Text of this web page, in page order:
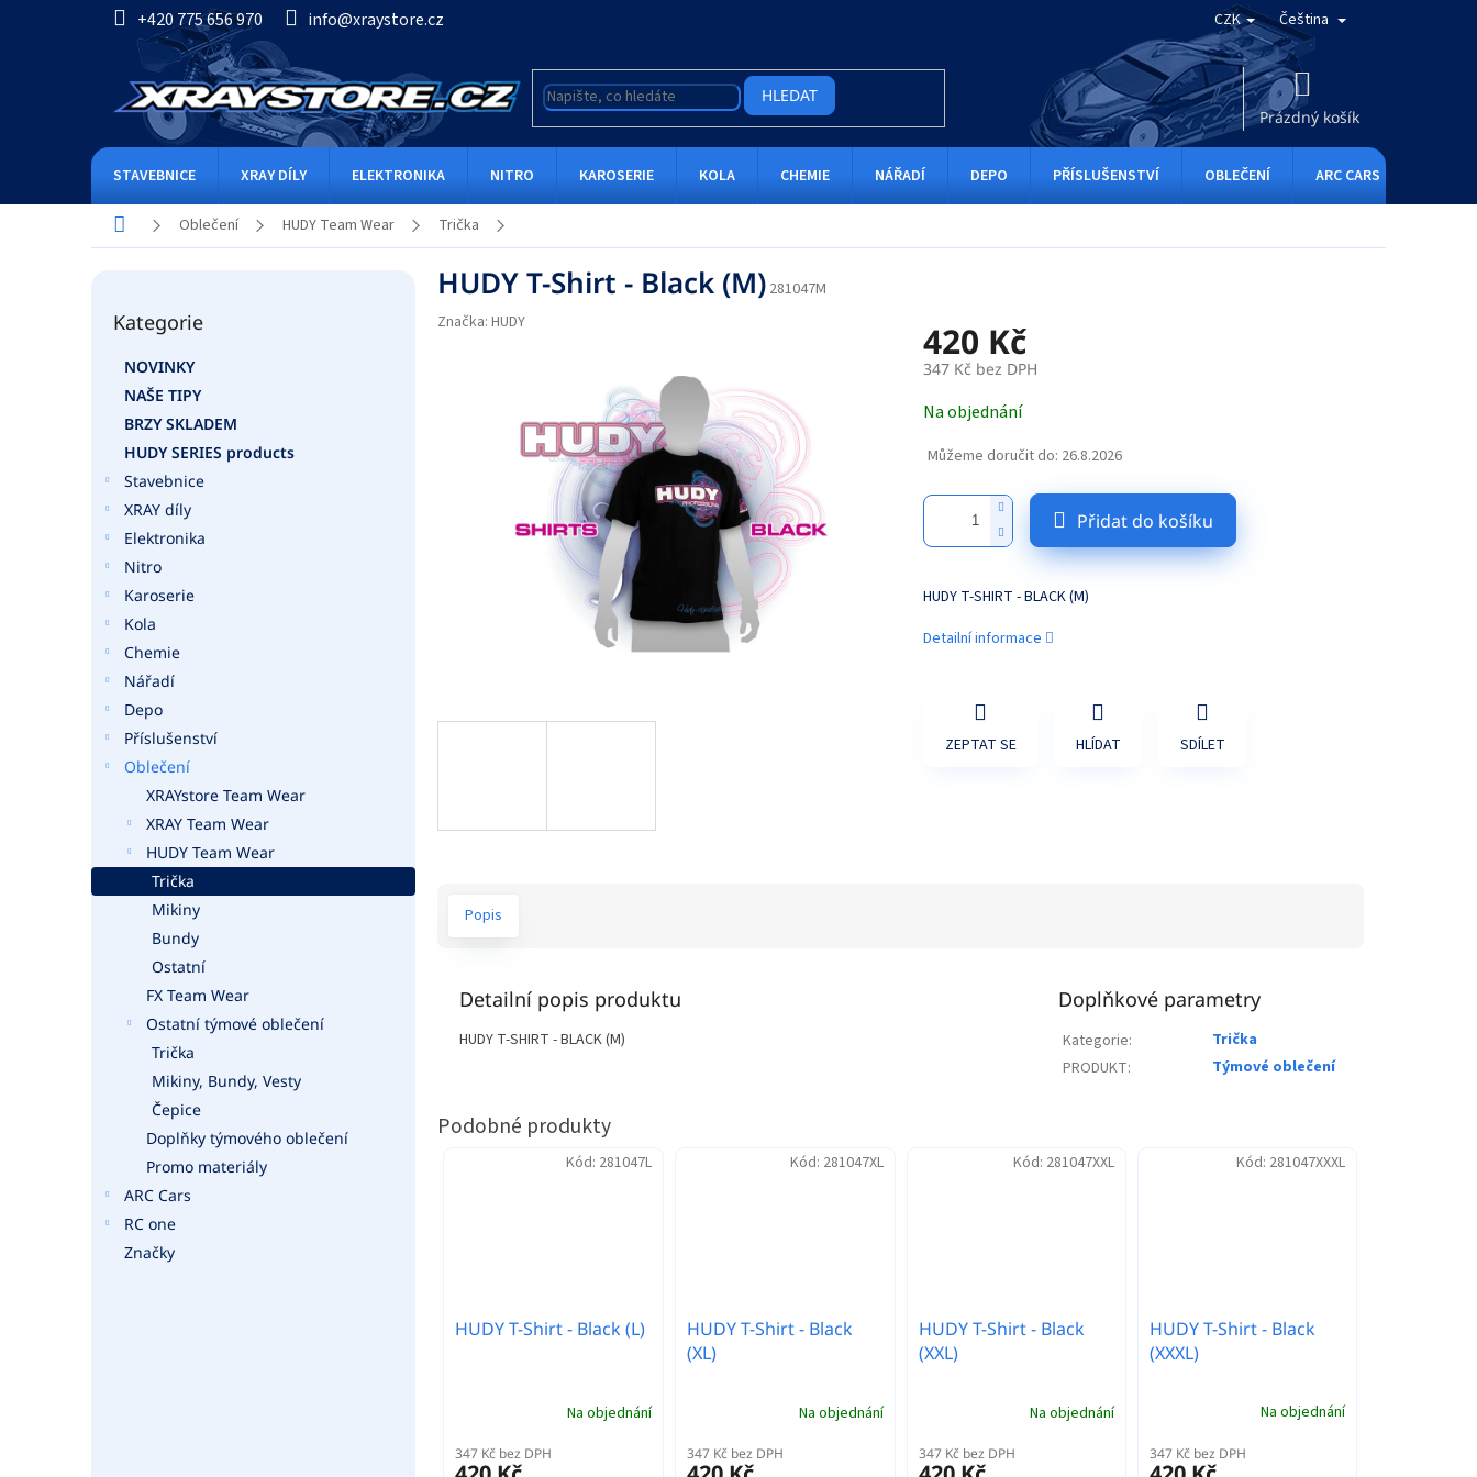
+420 775 656 970 info@xraystore.cz CZK Čeština
HLEDAT
KOŠÍK
Prázdný košík
STAVEBNICE XRAY DÍLY ELEKTRONIKA NITRO KAROSERIE KOLA CHEMIE NÁŘADÍ DEPO PŘÍSLUŠENSTVÍ OBLEČENÍ ARC CARS
Domů Oblečení HUDY Team Wear Trička
kategorie
Kategorie
NOVINKY
NAŠE TIPY
BRZY SKLADEM
HUDY SERIES products
Stavebnice
XRAY díly
Elektronika
Nitro
Karoserie
Kola
Chemie
Nářadí
Depo
Příslušenství
Oblečení
XRAYstore Team Wear
XRAY Team Wear
HUDY Team Wear
Trička
Mikiny
Bundy
Ostatní
FX Team Wear
Ostatní týmové oblečení
Trička
Mikiny, Bundy, Vesty
Čepice
Doplňky týmového oblečení
Promo materiály
ARC Cars
RC one
Značky
HUDY T-Shirt - Black (M) 281047M
Značka: HUDY 420 Kč
347 Kč bez DPH
cena:
Na objednání
Můžeme doručit do: 26.8.2026
Přidat do košíku
HUDY T-SHIRT - BLACK (M)
Detailní informace
ZEPTAT SE HLÍDAT SDÍLET
Popis
Detailní popis produktu
HUDY T-SHIRT - BLACK (M)
Doplňkové parametry
Kategorie:
Trička
PRODUKT: Týmové oblečení
HUDY T-Shirt - Black (L)
Na objednání
347 Kč bez DPH
Kód: 281047L
HUDY T-Shirt - Black
(XL)
Na objednání
347 Kč bez DPH
Kód: 281047XL
HUDY T-Shirt - Black
(XXL)
Na objednání
347 Kč bez DPH
Kód: 281047XXL
HUDY T-Shirt - Black
(XXXL)
Na objednání
347 Kč bez DPH
Kód: 281047XXXL